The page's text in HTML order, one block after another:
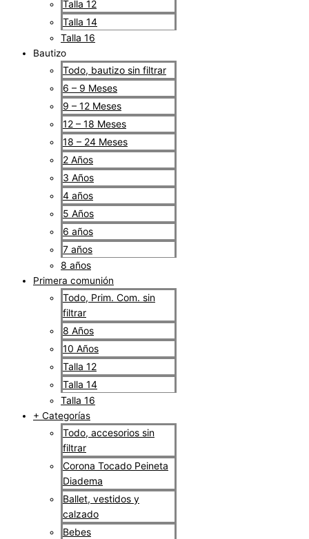
Talla 12
Talla 14
Talla 16
Bautizo
Todo, bautizo sin filtrar
6 – 9 Meses
9 – 12 Meses
12 – 18 Meses
18 – 24 Meses
2 Años
3 Años
4 años
5 Años
6 años
7 años
8 años
Primera comunión
Todo, Prim. Com. sin
filtrar
8 Años
10 Años
Talla 12
Talla 14
Talla 16
+ Categorías
Todo, accesorios sin
filtrar
Corona Tocado Peineta
Diadema
Ballet, vestidos y
calzado
Bebes